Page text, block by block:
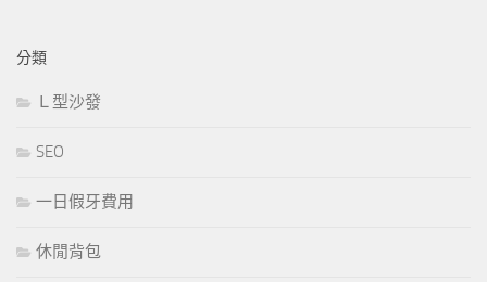
分類
Ｌ型沙發
SEO
一日假牙費用
休閒背包